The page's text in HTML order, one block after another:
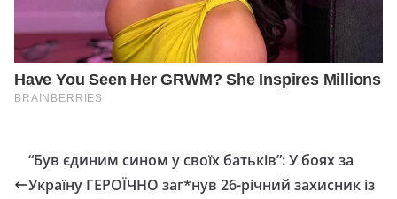
“Був єдиним сином у своїх батьків”: У бoяx зa
Укpaїну ГЕРОЇЧНО зaг*нув 26-piчний зaxиcник iз